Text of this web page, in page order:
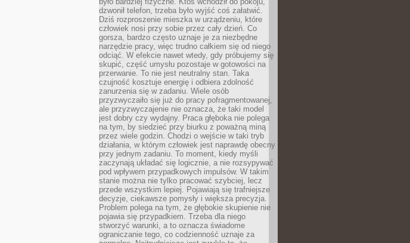
dzwonił telefon, trzeba było wyjść coś załatwić.
Dziś rozproszenie mieszka w urządzeniu, które
człowiek nosi przy sobie przez cały dzień. Co
gorsza, bardzo często uznaje je za niezbędne
narzędzie pracy, więc trudno całkiem się od niego
odciąć. W efekcie nawet wtedy, gdy próbujemy się
skupić, część umysłu pozostaje w gotowości na
przerwanie. To nie jest neutralny stan. Taka
czujność kosztuje energię i odbiera zdolność
zanurzenia się w zadaniu. Wiele osób
przyzwyczaiło się już do pracy pofragmentowanej,
ale przyzwyczajenie nie oznacza, że taki model
jest dobry czy wydajny. Praca głęboka nie polega
na tym, by siedzieć przy biurku z poważną miną
przez wiele godzin. Chodzi o wejście w taki tryb
działania, w którym człowiek jest naprawdę obecny
przy jednym zadaniu. To moment, kiedy myśli
zaczynają układać się logicznie, a nie rozsypywać
pod wpływem przypadkowych impulsów. W takim
stanie można nie tylko pracować szybciej, lecz
przede wszystkim lepiej. Pojawiają się trafniejsze
decyzje, ciekawsze pomysły i większa precyzja.
Problem polega na tym, że głębokie skupienie nie
pojawia się przypadkiem. Trzeba dla niego
stworzyć warunki, a to oznacza świadome
ograniczanie tego, co codzienność uznaje za